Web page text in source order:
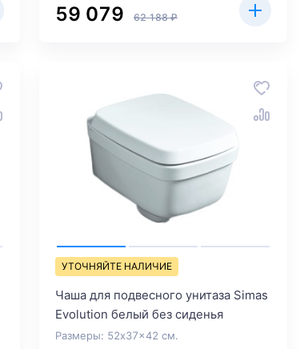
59 079 62 188 ₽
УТОЧНЯЙТЕ НАЛИЧИЕ
Чаша для подвесного унитаза Simas
Evolution белый без сиденья
Размеры: 52x37x42 см.